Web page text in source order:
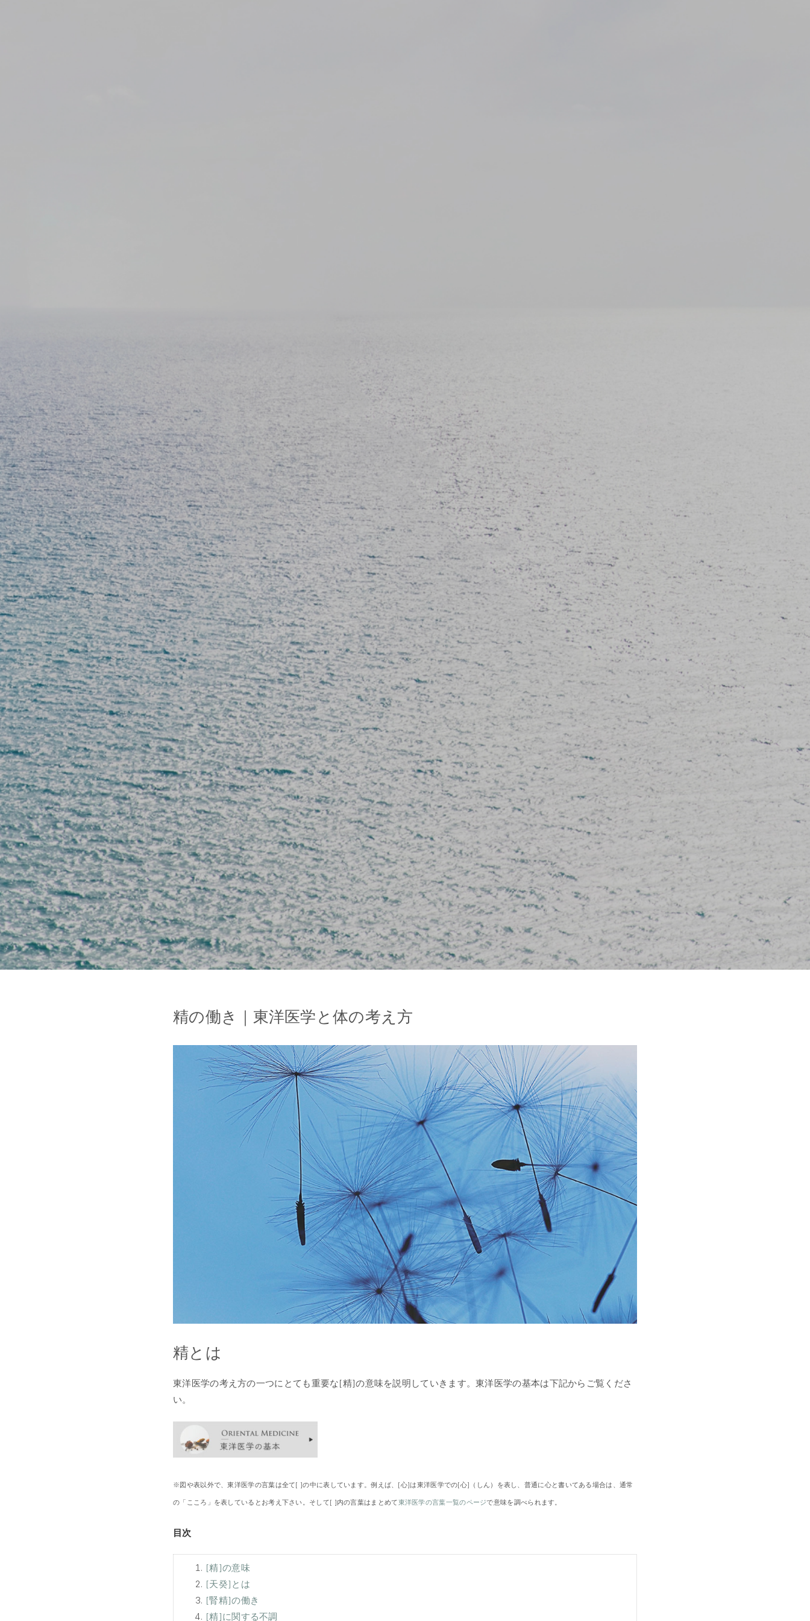
精の働き｜東洋医学と体の考え方
精とは
東洋医学の考え方の一つにとても重要な[精]の意味を説明していきます。東洋医学の基本は下記からご覧くださ
い。
※図や表以外で、東洋医学の言葉は全て[ ]の中に表しています。例えば、[心]は東洋医学での[心]（しん）を表し、普通に心と書いてある場合は、通常
の「こころ」を表しているとお考え下さい。そして[ ]内の言葉はまとめて東洋医学の言葉一覧のページで意味を調べられます。
目次
[精]の意味
[天癸]とは
[腎精]の働き
[精]に関する不調